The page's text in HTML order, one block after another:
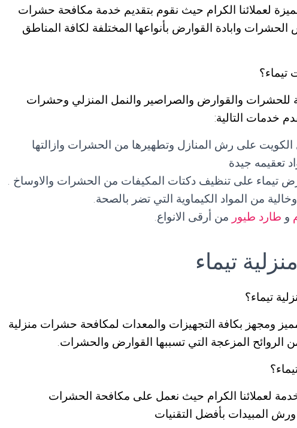
لعملائنا الكرام حيث نقوم بتقديم خدمة مكافحة حشرات
وابادة القوارض بأنواعها المختلفة لكافة المناطق
للحشرات والقوارض والصراصير والنمل المنزلي وحشرات
خدمات التالية:
على رش المنازل وتطهيرها من الحشرات وازالتها
تعقيمه جيدة
تيماء على تنظيف دكتات المكيفات من الحشرات والاوساخ .
من المواد الكيماوية التي تضر بالصحة.
و طارد طيور من أرقى الانواع.
تيماء
تيماء؟
ومجهز بكافة التجهيزات والمعدات لمكافحة حشرات منزلية
الروائح المزعجة التي تسببها القوارض والحشرات.
لعملائنا الكرام حيث نعمل على مكافحة الحشرات
المبيدات بأفضل التقنيات